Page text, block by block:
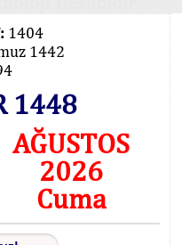
1404
1442
1448
AĞUSTOS
2026
Cuma